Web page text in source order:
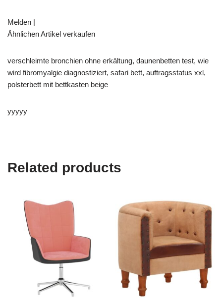
Melden |
Ähnlichen Artikel verkaufen
verschleimte bronchien ohne erkältung, daunenbetten test, wie
wird fibromyalgie diagnostiziert, safari bett, auftragsstatus xxl,
polsterbett mit bettkasten beige
yyyyy
Related products